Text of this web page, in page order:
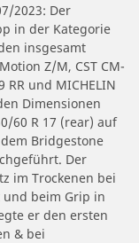
2023: Der
in der Kategorie
insgesamt
Z/M, CST CM-
RR und MICHELIN
Dimensionen
60 R 17 (rear) auf
Bridgestone
Der
im Trockenen bei
beim Grip in
er den ersten
& bei